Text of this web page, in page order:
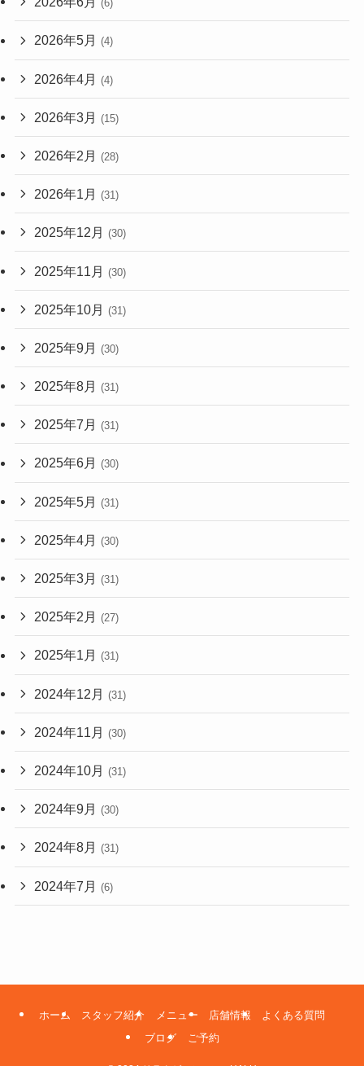
(6)
2026年5月 (4)
2026年4月 (4)
2026年3月 (15)
2026年2月 (28)
2026年1月 (31)
2025年12月 (30)
2025年11月 (30)
2025年10月 (31)
2025年9月 (30)
2025年8月 (31)
2025年7月 (31)
2025年6月 (30)
2025年5月 (31)
2025年4月 (30)
2025年3月 (31)
2025年2月 (27)
2025年1月 (31)
2024年12月 (31)
2024年11月 (30)
2024年10月 (31)
2024年9月 (30)
2024年8月 (31)
2024年7月 (6)
ホーム スタッフ紹介 メニュー 店舗情報
よくある質問
ブログ
ご予約